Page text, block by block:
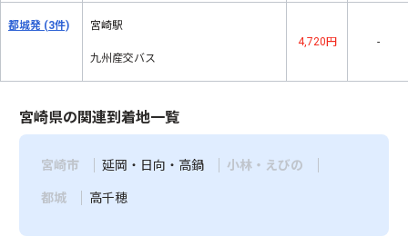
都城発 (3件) 宮崎駅
九州産交バス
4,720円 -
宮崎県の関連到着地一覧
宮崎市 延岡・日向・高鍋 小林・えびの
都城 高千穂